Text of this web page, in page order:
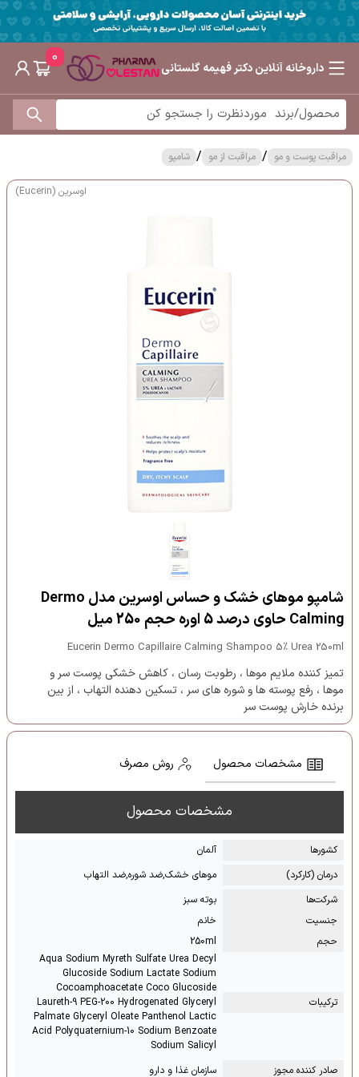
داروخانه آنلاین دکتر فهیمه گلستانی
0
مراقبت پوست و مو / مراقبت از مو / شامپو
اوسرین (Eucerin)
شامپو موهای خشک و حساس اوسرین مدل Dermo
Calming حاوی درصد 5 اوره حجم 250 میل
Eucerin Dermo Capillaire Calming Shampoo 5% Urea 250ml
تمیز کننده ملایم موها ، رطوبت رسان ، کاهش خشکی پوست سر و
موها ، رفع پوسته ها و شوره های سر ، تسکین دهنده التهاب ، از بین
برنده خارش پوست سر
مشخصات محصول روش مصرف
مشخصات محصول
کشور‌ها
آلمان
درمان (کارکرد)
موهای خشک,ضد شوره,ضد التهاب
شرکت‌ها
بوته سبز
جنسیت
خانم
حجم
250ml
ترکیبات
Aqua Sodium Myreth Sulfate Urea Decyl
Glucoside Sodium Lactate Sodium
Cocoamphoacetate Coco Glucoside
Laureth-9 PEG-200 Hydrogenated Glyceryl
Palmate Glyceryl Oleate Panthenol Lactic
Acid Polyquaternium-10 Sodium Benzoate
Sodium Salicyl
صادر کننده مجوز
سازمان غذا و دارو